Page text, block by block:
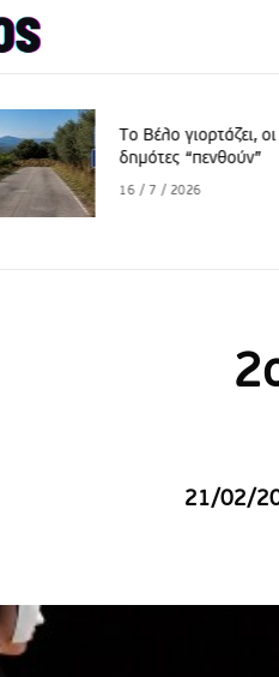
Το Βέλο γιορτάζει, οι
δημότες “πενθούν”
16 / 7 / 2026
21/02/